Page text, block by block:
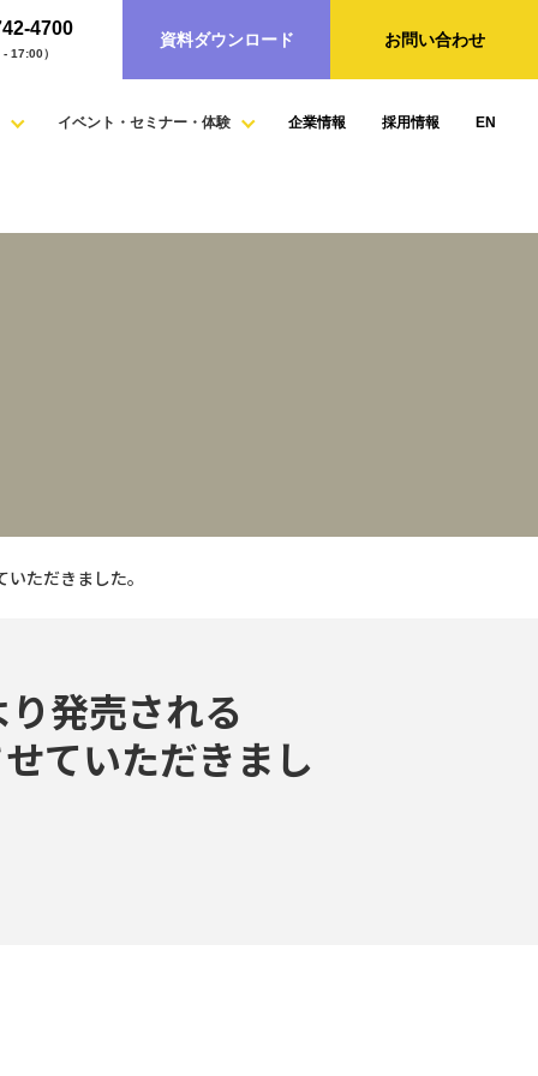
4700
17:00）
資料ダウンロード お問い合わせ
イベント・セミナー・体験 企業情報 採用情報 EN
ただきました。
発売される
ていただきまし